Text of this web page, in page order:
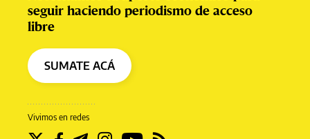
Vivimos en redes
seguir haciendo periodismo de acceso
libre
SUMATE ACÁ